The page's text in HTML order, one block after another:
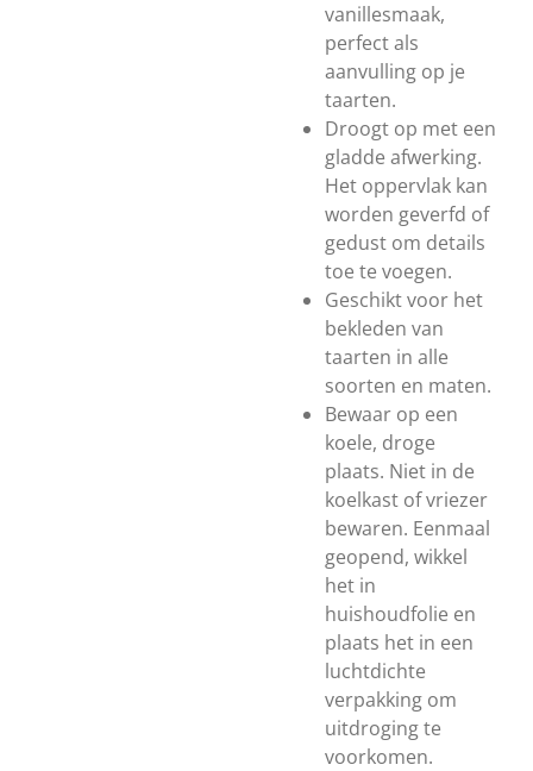
vanillesmaak,
perfect als
aanvulling op je
taarten.
Droogt op met een
gladde afwerking.
Het oppervlak kan
worden geverfd of
gedust om details
toe te voegen.
Geschikt voor het
bekleden van
taarten in alle
soorten en maten.
Bewaar op een
koele, droge
plaats. Niet in de
koelkast of vriezer
bewaren. Eenmaal
geopend, wikkel
het in
huishoudfolie en
plaats het in een
luchtdichte
verpakking om
uitdroging te
voorkomen.